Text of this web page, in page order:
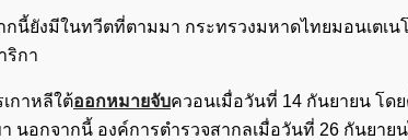
กนี้ยังมีในทวีตที่ตามมา กระทรวงมหาดไทยมอนเตเน
ริกา
กาหลีใต้ออกหมายจับควอนเมื่อวันที่ 14 กันยายน โด
า นอกจากนี้ องค์การตำรวจสากลเมื่อวันที่ 26 กันยาย